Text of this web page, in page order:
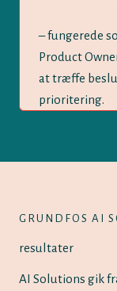
– fungerede
Product
at træffe
prioritering.
GRUNDFOS AI
resultater
AI Solutions gik